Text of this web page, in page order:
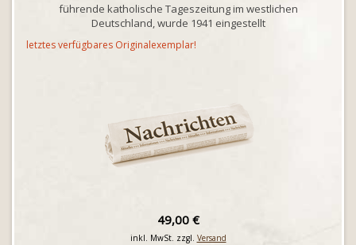
führende katholische Tageszeitung im westlichen
Deutschland, wurde 1941 eingestellt
letztes verfügbares Originalexemplar!
49,00 €
inkl. MwSt. zzgl. Versand